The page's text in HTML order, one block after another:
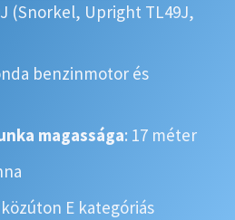
(Snorkel, Upright TL49J,
benzinmotor és
magassága: 17 méter
E kategóriás